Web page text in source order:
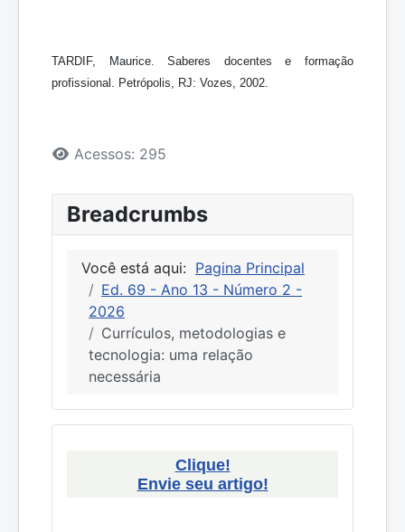
TARDIF, Maurice. Saberes docentes e formação
profissional. Petrópolis, RJ: Vozes, 2002.
Detalhes
Acessos: 295
Breadcrumbs
Você está aqui: Pagina Principal
Ed. 69 - Ano 13 - Número 2 -
2026
Currículos, metodologias e
tecnologia: uma relação
necessária
Clique!
Envie seu artigo!